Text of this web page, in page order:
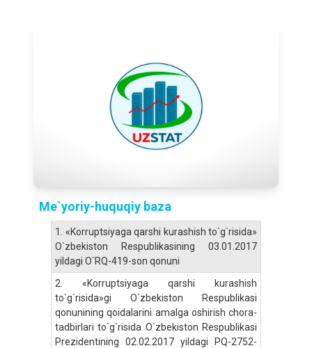
Me`yoriy-huquqiy baza
1. «Korruptsiyaga qarshi kurashish to`g`risida»
O`zbekiston Respublikasining 03.01.2017
yildagi O`RQ-419-son qonuni
2. «Korruptsiyaga qarshi kurashish
to`g`risida»gi O`zbekiston Respublikasi
qonunining qoidalarini amalga oshirish chora-
tadbirlari to`g`risida O`zbekiston Respublikasi
Prezidentining 02.02.2017 yildagi PQ-2752-